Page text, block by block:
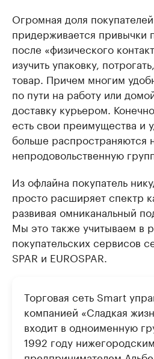
Огромная доля
придерживается привычки
после «физического
изучить упаковку,
товар. Причем многим
по пути на работу или
доставку курьером.
есть свои преимущества и
больше распространяются
непродовольственную
Из офлайна покупатель
просто расширяет спектр
развивая омниканальный
Мы это также учитываем в
покупательских сервисов
SPAR и EUROSPAR.
Торговая сеть Smart
компанией «Cладкая
входит в одноименную
1992 году нижегородским